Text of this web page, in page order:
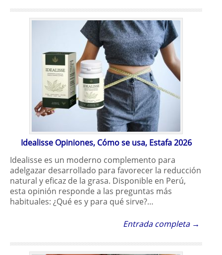
Idealisse Opiniones, Cómo se usa, Estafa 2026
Idealisse es un moderno complemento para
adelgazar desarrollado para favorecer la reducción
natural y eficaz de la grasa. Disponible en Perú,
esta opinión responde a las preguntas más
habituales: ¿Qué es y para qué sirve?…
Entrada completa →